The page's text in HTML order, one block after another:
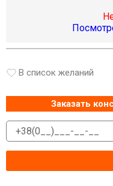
В список желаний
Заказать